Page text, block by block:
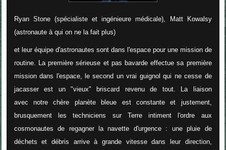
Ryan Stone (spécialiste et ingénieure médicale), Matt Kowalsy
(astronaute à qui on ne la fait plus)
et leur équipe d'astronautes sont dans l'espace pour une mission de
routine. La première sérieuse et pas bavarde effectue sa première
mission dans l'espace, le second un vrai guignol qui ne cesse de
jacasser est un "vieux" briscard revenu de tout. La liaison
avec notre chère planète bleue est constante et justement,
brusquement les techniciens sur Terre intiment l'ordre aux
cosmonautes de regagner la navette d'urgence : une pluie de
déchets et débris arrive à grande vitesse dans leur direction,